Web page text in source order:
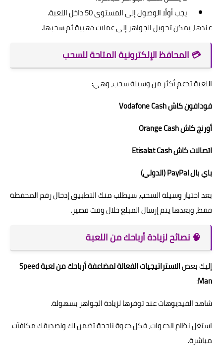
يجب أولًا الوصول إلى المستوى 50 داخل اللعبة.
عندها، يمكن تحويل الجواهر إلى عملات ذهبية ثم سحبها.
💳 المحافظ الإلكترونية المتاحة للسحب
اللعبة تدعم أكثر من وسيلة سحب، وهي:
فودافون كاش Vodafone Cash
أورنج كاش Orange Cash
اتصالات كاش Etisalat Cash
باي بال PayPal (الدولي)
بعد اختيار وسيلة السحب، سيطلب منك التطبيق إدخال رقم المحفظة
فقط، وبعدها يتم إرسال المبلغ خلال وقت قصير.
🧠 نصائح لزيادة أرباحك من اللعبة
إليك بعض
الاستراتيجيات الفعالة لمضاعفة أرباحك من لعبة Speed
Man
:
شاهد الفيديوهات عند توفرها لزيادة الجواهر بسهولة.
استغل نظام الدعوات، فكل دعوة ناجحة تضمن لك ولصديقك مكافآت
مباشرة.